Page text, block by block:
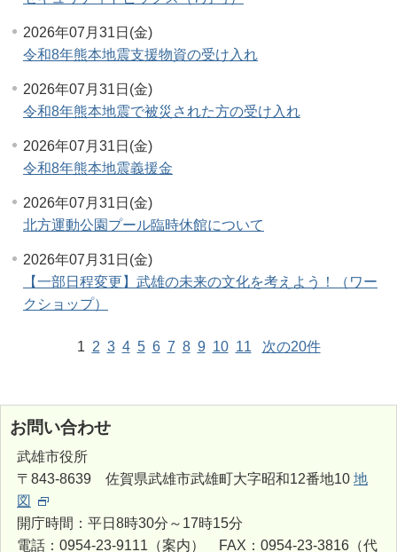
2026年07月31日(金)
令和8年熊本地震支援物資の受け入れ
2026年07月31日(金)
令和8年熊本地震で被災された方の受け入れ
2026年07月31日(金)
令和8年熊本地震義援金
2026年07月31日(金)
北方運動公園プール臨時休館について
2026年07月31日(金)
【一部日程変更】武雄の未来の文化を考えよう！（ワー
クショップ）
1 2 3 4 5 6 7 8 9 10 11 次の20件
お問い合わせ
武雄市役所
〒843-8639 佐賀県武雄市武雄町大字昭和12番地10 地
図
開庁時間：平日8時30分～17時15分
電話：0954-23-9111（案内） FAX：0954-23-3816（代